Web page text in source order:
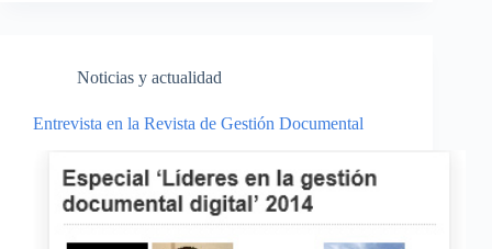
Noticias y actualidad
Entrevista en la Revista de Gestión Documental